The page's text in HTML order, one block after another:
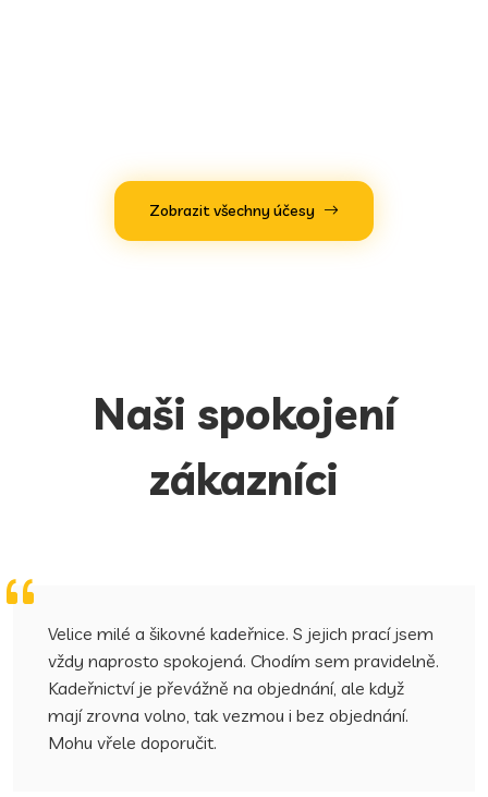
ukony oznacene * jsou na posouzení kadernika
Zobrazit všechny účesy
Naši spokojení
zákazníci
Velice milé a šikovné kadeřnice. S jejich prací jsem
vždy naprosto spokojená. Chodím sem pravidelně.
Kadeřnictví je převážně na objednání, ale když
mají zrovna volno, tak vezmou i bez objednání.
Mohu vřele doporučit.